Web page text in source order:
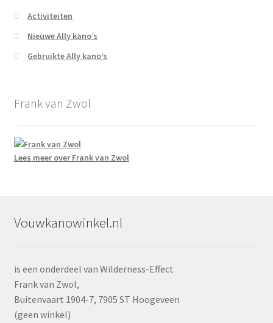
Activiteiten
Nieuwe Ally kano’s
Gebruikte Ally kano’s
Frank van Zwol
Lees meer over Frank van Zwol
Vouwkanowinkel.nl
is een onderdeel van Wilderness-Effect
Frank van Zwol,
Buitenvaart 1904-7, 7905 ST Hoogeveen
(geen winkel)